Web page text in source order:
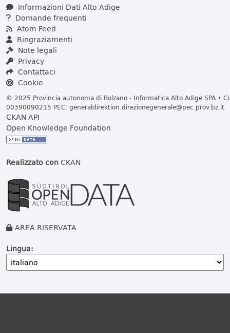
Informazioni Dati Alto Adige
Domande frequenti
Atom Feed
Ringraziamenti
Note legali
Privacy
Contattaci
Cookie
© 2025 Provincia autonoma di Bolzano - Informatica Alto Adige SPA •
00390090215 PEC: generaldirektion.direzionegenerale@pec.prov.bz.it
CKAN API
Open Knowledge Foundation
Realizzato conCKAN
AREA RISERVATA
Lingua